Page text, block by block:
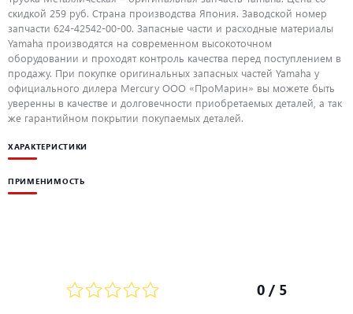
скидкой 259 руб. Страна производства Япония. Заводской номер
запчасти 624-42542-00-00. Запасные части и расходные материалы
Yamaha производятся на современном высокоточном
оборудовании и проходят контроль качества перед поступлением в
продажу. При покупке оригинальных запасных частей Yamaha у
официального дилера Mercury ООО «ПроМарин» вы можете быть
уверенны в качестве и долговечности приобретаемых деталей, а так
же гарантийном покрытии покупаемых деталей.
ХАРАКТЕРИСТИКИ
ПРИМЕНИМОСТЬ
0 / 5